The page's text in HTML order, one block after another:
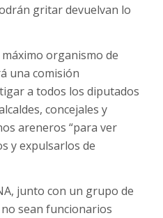
gritar devuelvan lo
organismo de
una comisión
a todos los diputados
concejales y
areneros “para ver
y expulsarlos de
junto con un grupo de
sean funcionarios